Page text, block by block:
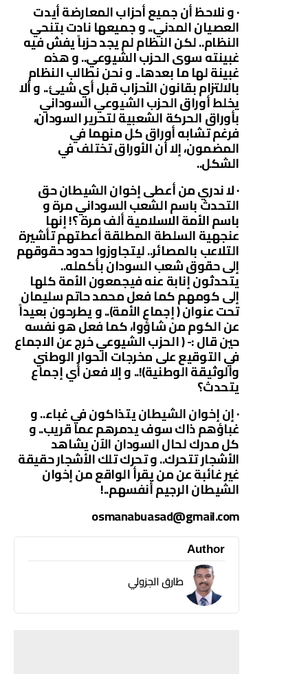
· و نلاحظ أن جميع أحزاب المعارضة أيدت
العصيان المدني.. و جميعها نادت بتنحي
النظام.. لكن النظام لم يجد حزباً يفش فيه
غبينته سوى الحزب الشيوعي.. و هذه
غبينة لها ما بعدها.. و نحن نطالب النظام
بالالتزام بقانون الأحزاب قبل أي شيئ.. و ألا
يخلط أوراق الحزب الشيوعي السوداني
بأوراق الحركة الشعبية لتحرير السودان،
فرغم تشابه أوراق كل منهما في
المضمون، إلا أن الأوراق تختلف في
الشكل..
· لا ندري من أعطى إخوان الشيطان حق
التحدث باسم الشعب السوداني مرة و
باسم الأمة الاسلامية ألف مرة ؟! إنها
عنجهية السلطة المطلقة أعطتهم تأشيرة
التلاعب بالمصائر.. ليتجاوزوا حدود حقوقهم
إلى حقوق شعب السودان بأكمله..
يتحدثون إنابة عنه فيجمعون الأمة كلها
إلى كومهم كما فعل محمد حاتم سليمان
تحت عنوان ( إجماع الأمة).. و يطرحون بعيداً
عن الكوم من شاؤوا، كما فعل هو نفسه
حين قال :- ( الحزب الشيوعي خرج عن الاجماع
في التوقيع على مخرجات الحوار الوطني
والوثيقة الوطنية)!.. و إلا فعن أي إجماع
يتحدث؟
· إن إخوان الشيطان يتذاكون في غباء.. و
غباؤهم ذاك سوف يدمرهم عما قريب.. و
كل مدرك لحال السودان الآن يشاهد
الأشجار تتحرك.. و تحرك تلك الأشجار حقيقة
غير غائبة عن من يقرأ الواقع من إخوان
الشيطان الرجيم أنفسهم..!
osmanabuasad@gmail.com
Author
طارق الجزولي